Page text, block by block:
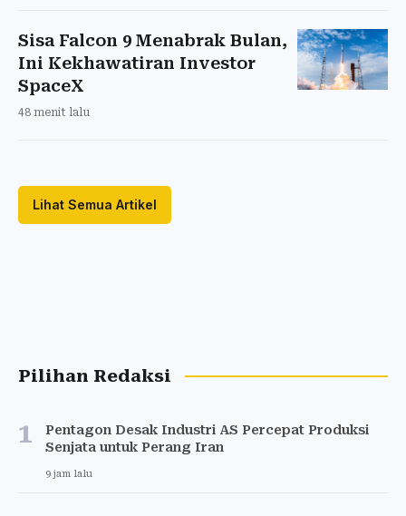
Sisa Falcon 9 Menabrak Bulan,
Ini Kekhawatiran Investor
SpaceX
48 menit lalu
Lihat Semua Artikel
Pilihan Redaksi
1
Pentagon Desak Industri AS Percepat Produksi
Senjata untuk Perang Iran
9 jam lalu